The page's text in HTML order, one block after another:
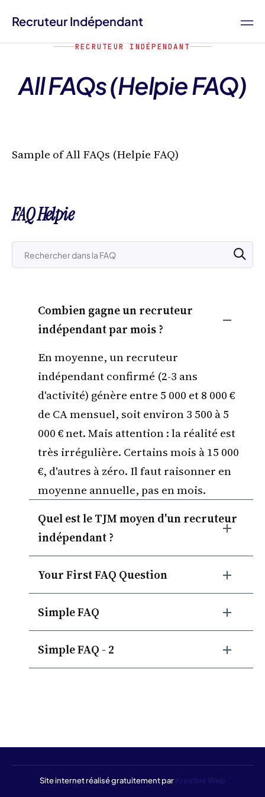
Recruteur Indépendant
RECRUTEUR INDÉPENDANT
All FAQs (Helpie FAQ)
Sample of All FAQs (Helpie FAQ)
FAQ Helpie
Combien gagne un recruteur
indépendant par mois ?
En moyenne, un recruteur
indépendant confirmé (2-3 ans
d'activité) génère entre 5 000 et 8 000 €
de CA mensuel, soit environ 3 500 à 5
000 € net. Mais attention : la réalité est
très irrégulière. Certains mois à 15 000
€, d'autres à zéro. Il faut raisonner en
moyenne annuelle, pas en mois.
Quel est le TJM moyen d'un recruteur
indépendant ?
Your First FAQ Question
Simple FAQ
Simple FAQ - 2
Site internet réalisé gratuitement parKreative Web